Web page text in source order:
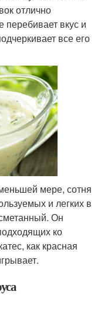
отлично
перебивает вкус и
все его
мере, сотня
и легких в
Он
ко
как красная